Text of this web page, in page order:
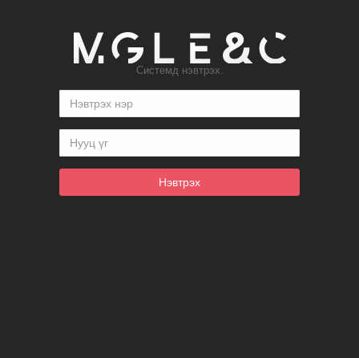
Системд нэвтрэх.
Нэвтрэх